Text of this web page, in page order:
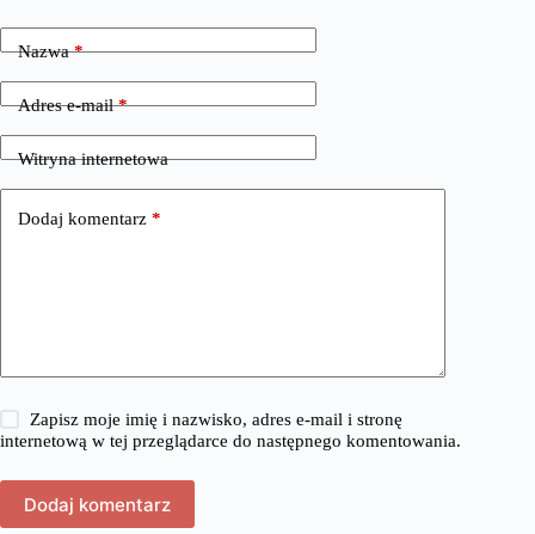
Nazwa*
Adres e-mail*
Witryna internetowa
Dodaj komentarz *
Zapisz moje imię i nazwisko, adres e-mail i stronę
internetową w tej przeglądarce do następnego komentowania.
Dodaj komentarz